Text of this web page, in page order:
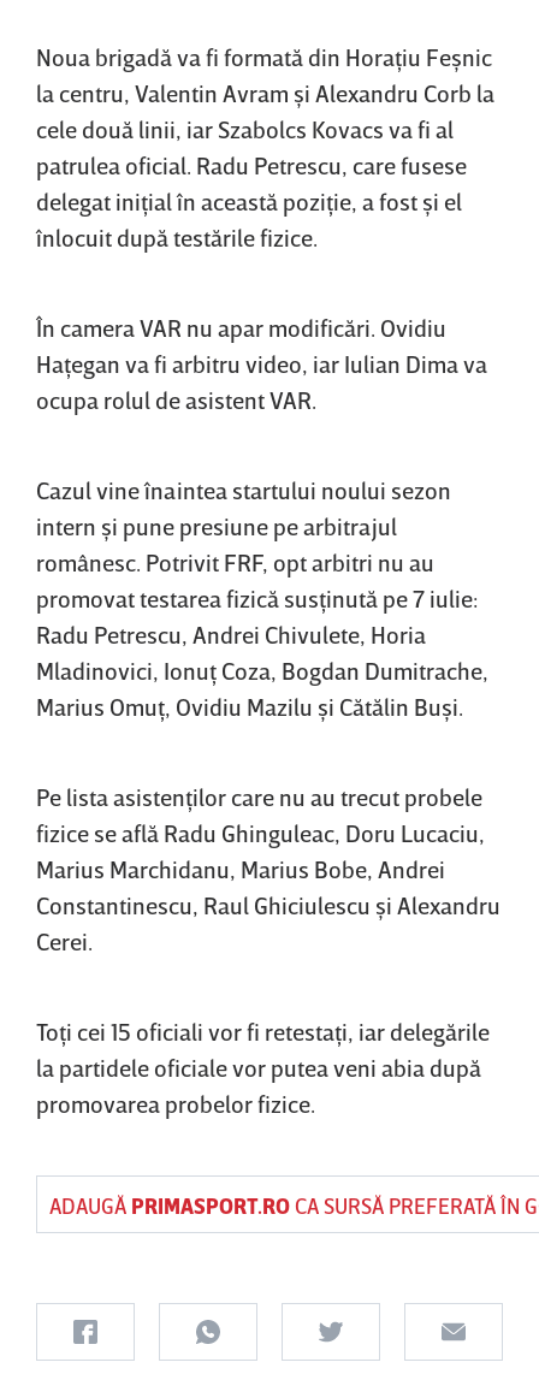
Noua brigadă va fi formată din Horaţiu Feşnic
la centru, Valentin Avram şi Alexandru Corb la
cele două linii, iar Szabolcs Kovacs va fi al
patrulea oficial. Radu Petrescu, care fusese
delegat iniţial în această poziţie, a fost şi el
înlocuit după testările fizice.
În camera VAR nu apar modificări. Ovidiu
Haţegan va fi arbitru video, iar Iulian Dima va
ocupa rolul de asistent VAR.
Cazul vine înaintea startului noului sezon
intern şi pune presiune pe arbitrajul
românesc. Potrivit FRF, opt arbitri nu au
promovat testarea fizică susţinută pe 7 iulie:
Radu Petrescu, Andrei Chivulete, Horia
Mladinovici, Ionuţ Coza, Bogdan Dumitrache,
Marius Omuţ, Ovidiu Mazilu şi Cătălin Buşi.
Pe lista asistenţilor care nu au trecut probele
fizice se află Radu Ghinguleac, Doru Lucaciu,
Marius Marchidanu, Marius Bobe, Andrei
Constantinescu, Raul Ghiciulescu şi Alexandru
Cerei.
Toţi cei 15 oficiali vor fi retestaţi, iar delegările
la partidele oficiale vor putea veni abia după
promovarea probelor fizice.
ADAUGĂ PRIMASPORT.ROCA SURSĂ PREFERATĂ ÎN